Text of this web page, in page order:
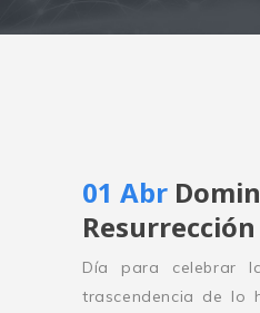
01 Abr
Resurrección
Día para celebrar
trascendencia de lo